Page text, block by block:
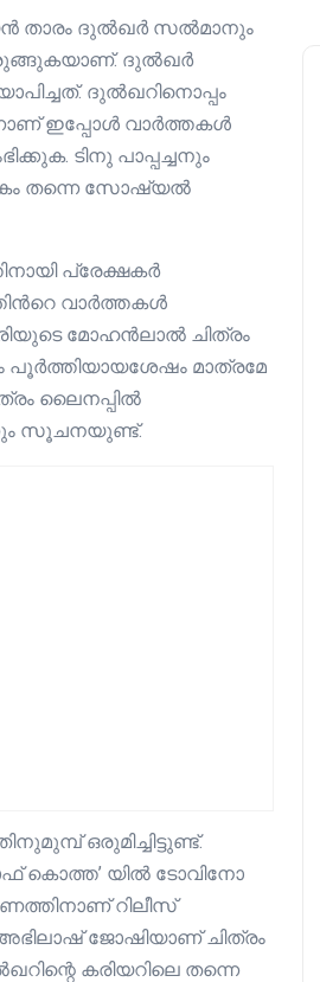
താരം ദുൽഖർ സൽമാനും
ദുൽഖർ
ദുൽഖറിനൊപ്പം
ഇപ്പോൾ വാർത്തകൾ
ടിനു പാപ്പച്ചനും
തന്നെ സോഷ്യൽ
പ്രേക്ഷകർ
വാർത്തകൾ
മോഹൻലാൽ ചിത്രം
പൂർത്തിയായശേഷം മാത്രമേ
ലൈനപ്പിൽ
സൂചനയുണ്ട്.
ഒരുമിച്ചിട്ടുണ്ട്.
കൊത്ത’ യിൽ ടോവിനോ
റിലീസ്
ജോഷിയാണ് ചിത്രം
കരിയറിലെ തന്നെ